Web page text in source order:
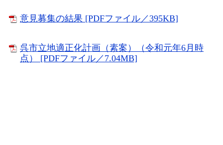
意見募集の結果 [PDFファイル／395KB]
呉市立地適正化計画（素案）（令和元年6月時
点） [PDFファイル／7.04MB]